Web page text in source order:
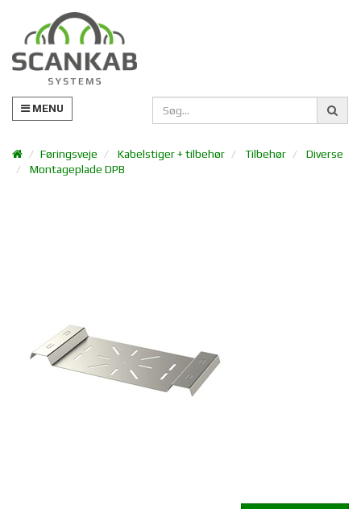
MENU
Føringsveje Kabelstiger + tilbehør Tilbehør
Diverse
Montageplade DPB